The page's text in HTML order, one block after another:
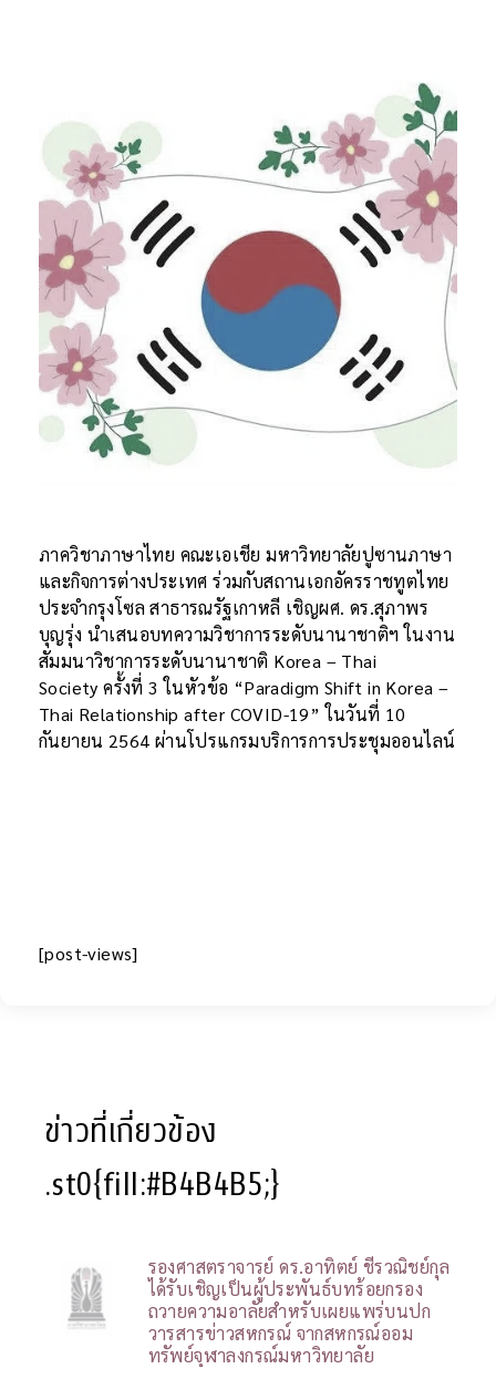
ภาควิชาภาษาไทย คณะเอเชีย มหาวิทยาลัยปูซานภาษา
และกิจการต่างประเทศ ร่วมกับสถานเอกอัครราชทูตไทย
ประจำกรุงโซล สาธารณรัฐเกาหลี เชิญผศ. ดร.สุภาพร
บุญรุ่ง นำเสนอบทความวิชาการระดับนานาชาติฯ ในงาน
สัมมนาวิชาการระดับนานาชาติ Korea – Thai
Society ครั้งที่ 3 ในหัวข้อ “Paradigm Shift in Korea –
Thai Relationship after COVID-19” ในวันที่ 10
กันยายน 2564 ผ่านโปรแกรมบริการการประชุมออนไลน์
[post-views]
ข่าวที่เกี่ยวข้อง
.st0{fill:#B4B4B5;}
รองศาสตราจารย์ ดร.อาทิตย์ ชีรวณิชย์กุล
ได้รับเชิญเป็นผู้ประพันธ์บทร้อยกรอง
ถวายความอาลัยสำหรับเผยแพร่บนปก
วารสารข่าวสหกรณ์ จากสหกรณ์ออม
ทรัพย์จุฬาลงกรณ์มหาวิทยาลัย